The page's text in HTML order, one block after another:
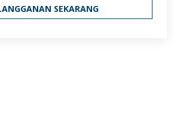
SEKARANG